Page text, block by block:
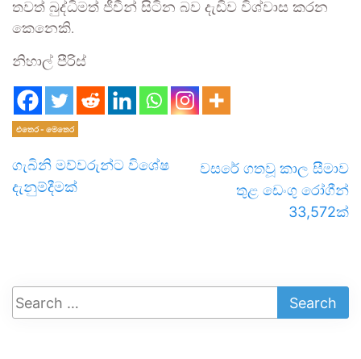
තවත් බුද්ධිමත් ජීවීන් සිටින බව දැඩිව විශ්වාස කරන
කෙනෙකි.
නිහාල් පීරිස්
එතෙර - මෙතෙර
ගැබිනි මව්වරුන්ට විශේෂ
දැනුම්දීමක්
වසරේ ගතවූ කාල සීමාව
තුළ ඩෙංගු රෝගීන්
33,572ක්